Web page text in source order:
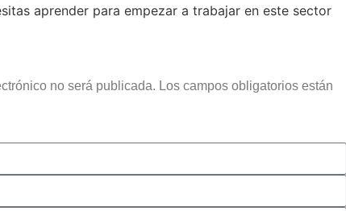
aprender para empezar a trabajar en este sector
no será publicada. Los campos obligatorios están